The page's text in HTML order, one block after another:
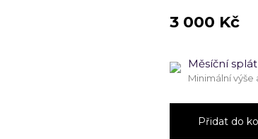
3 000 Kč
Měsíční
Minimální
názvuPřidat do